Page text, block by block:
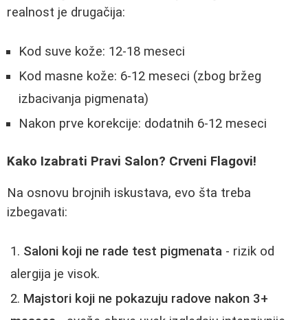
realnost je drugačija:
Kod suve kože: 12-18 meseci
Kod masne kože: 6-12 meseci (zbog bržeg
izbacivanja pigmenata)
Nakon prve korekcije: dodatnih 6-12 meseci
Kako Izabrati Pravi Salon? Crveni Flagovi!
Na osnovu brojnih iskustava, evo šta treba
izbegavati:
Saloni koji ne rade test pigmenata - rizik od
alergija je visok.
Majstori koji ne pokazuju radove nakon 3+